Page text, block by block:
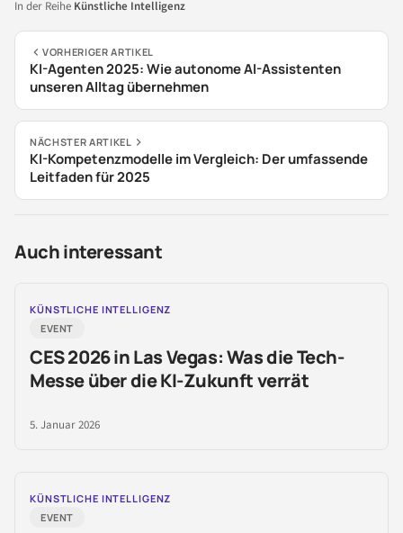
In der Reihe Künstliche Intelligenz
VORHERIGER ARTIKEL
KI-Agenten 2025: Wie autonome AI-Assistenten
unseren Alltag übernehmen
NÄCHSTER ARTIKEL
KI-Kompetenzmodelle im Vergleich: Der umfassende
Leitfaden für 2025
Auch interessant
KÜNSTLICHE INTELLIGENZ
EVENT
CES 2026 in Las Vegas: Was die Tech-
Messe über die KI-Zukunft verrät
5. Januar 2026
KÜNSTLICHE INTELLIGENZ
EVENT